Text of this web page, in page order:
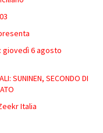
giovedì 6 agosto
SUNINEN, SECONDO DI
Italia